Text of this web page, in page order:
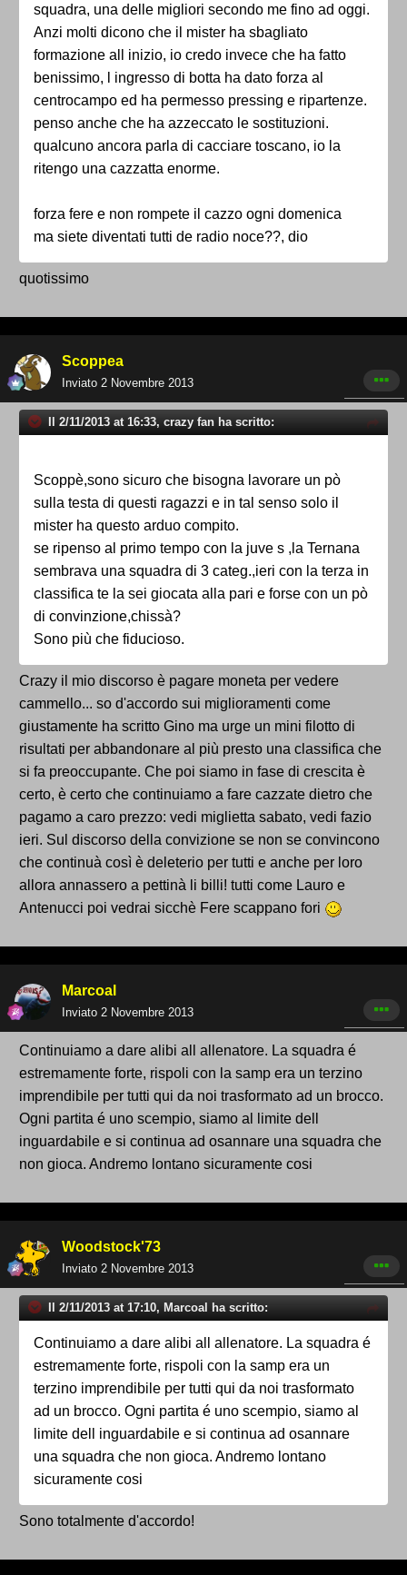
squadra, una delle migliori secondo me fino ad oggi.
Anzi molti dicono che il mister ha sbagliato
formazione all inizio, io credo invece che ha fatto
benissimo, l ingresso di botta ha dato forza al
centrocampo ed ha permesso pressing e ripartenze.
penso anche che ha azzeccato le sostituzioni.
qualcuno ancora parla di cacciare toscano, io la
ritengo una cazzatta enorme.
forza fere e non rompete il cazzo ogni domenica
ma siete diventati tutti de radio noce??, dio
quotissimo
Scoppea
Inviato 2 Novembre 2013
Il 2/11/2013 at 16:33, crazy fan ha scritto:
Scoppè,sono sicuro che bisogna lavorare un pò
sulla testa di questi ragazzi e in tal senso solo il
mister ha questo arduo compito.
se ripenso al primo tempo con la juve s ,la Ternana
sembrava una squadra di 3 categ.,ieri con la terza in
classifica te la sei giocata alla pari e forse con un pò
di convinzione,chissà?
Sono più che fiducioso.
Crazy il mio discorso è pagare moneta per vedere
cammello... so d'accordo sui miglioramenti come
giustamente ha scritto Gino ma urge un mini filotto di
risultati per abbandonare al più presto una classifica che
si fa preoccupante. Che poi siamo in fase di crescita è
certo, è certo che continuiamo a fare cazzate dietro che
pagamo a caro prezzo: vedi miglietta sabato, vedi fazio
ieri. Sul discorso della convizione se non se convincono
che continuà così è deleterio per tutti e anche per loro
allora annassero a pettinà li billi! tutti come Lauro e
Antenucci poi vedrai sicchè Fere scappano fori
Marcoal
Inviato 2 Novembre 2013
Continuiamo a dare alibi all allenatore. La squadra é
estremamente forte, rispoli con la samp era un terzino
imprendibile per tutti qui da noi trasformato ad un brocco.
Ogni partita é uno scempio, siamo al limite dell
inguardabile e si continua ad osannare una squadra che
non gioca. Andremo lontano sicuramente cosi
Woodstock'73
Inviato 2 Novembre 2013
Il 2/11/2013 at 17:10, Marcoal ha scritto:
Continuiamo a dare alibi all allenatore. La squadra é
estremamente forte, rispoli con la samp era un
terzino imprendibile per tutti qui da noi trasformato
ad un brocco. Ogni partita é uno scempio, siamo al
limite dell inguardabile e si continua ad osannare
una squadra che non gioca. Andremo lontano
sicuramente cosi
Sono totalmente d'accordo!